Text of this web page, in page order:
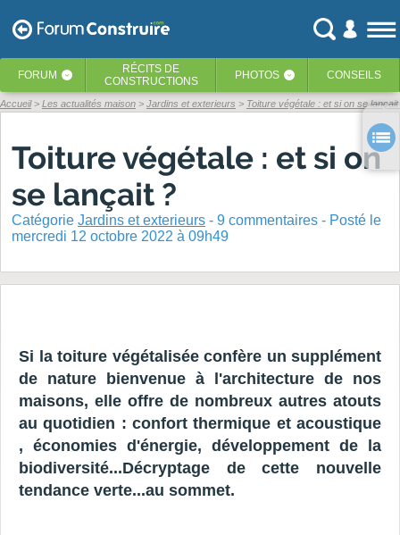
FORUM ‹ RÉCITS DE
CONSTRUCTIONS
PHOTOS ‹ CONSEILS
Accueil Les actualités maison Jardins et exterieurs Toiture végétale : et si on se lançait
Toiture végétale : et si on
se lançait ?
Catégorie Jardins et exterieurs - 9 commentaires - Posté le
mercredi 12 octobre 2022 à 09h49
Si la toiture végétalisée confère un supplément
de nature bienvenue à l'architecture de nos
maisons, elle offre de nombreux autres atouts
au quotidien : confort thermique et acoustique
, économies d'énergie, développement de la
biodiversité...Décryptage de cette nouvelle
tendance verte...au sommet.